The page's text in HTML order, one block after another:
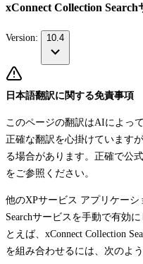
xConnect Collection
Version: 10.4
日本語翻訳に関する免責事項
このページの翻訳はAIによっ
正確な翻訳を心掛けています
る場合があります。正確で公
をご参照ください。
他のXPサービス アプリケーシ
Searchサービスを手動で有効
とえば、xConnect Collection
を組み合わせるには、次のよう